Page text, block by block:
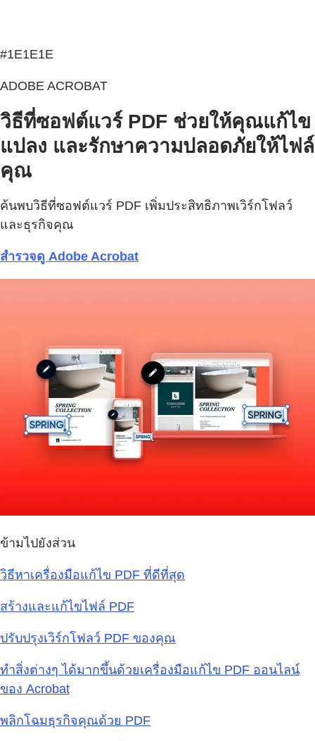
#1E1E1E
ADOBE ACROBAT
วิธีที่ซอฟต์แวร์ PDF ช่วยให้คุณแก้ไข
แปลง และรักษาความปลอดภัยให้ไฟล์
คุณ
ค้นพบวิธีที่ซอฟต์แวร์ PDF เพิ่มประสิทธิภาพเวิร์กโฟลว์
และธุรกิจคุณ
สำรวจดู Adobe Acrobat
ข้ามไปยังส่วน
วิธีหาเครื่องมือแก้ไข PDF ที่ดีที่สุด
สร้างและแก้ไขไฟล์ PDF
ปรับปรุงเวิร์กโฟลว์ PDF ของคุณ
ทำสิ่งต่างๆ ได้มากขึ้นด้วยเครื่องมือแก้ไข PDF ออนไลน์
ของ Acrobat
พลิกโฉมธุรกิจคุณด้วย PDF